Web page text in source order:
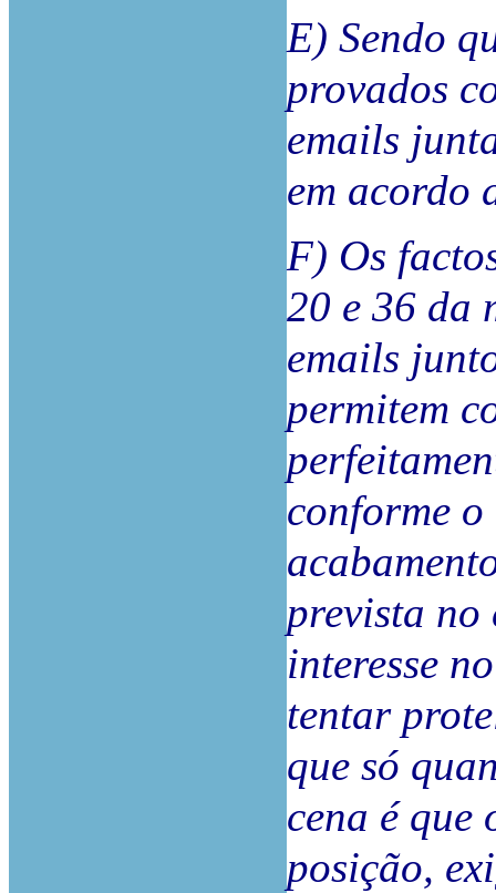
E) Sendo
provados
emails
em acordo
F) Os
20 e 36 da
emails
permitem
conforme
prevista no
interesse
tentar
que só
cena é que
posição,